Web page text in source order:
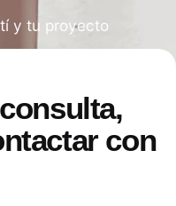
y tu proyecto
con